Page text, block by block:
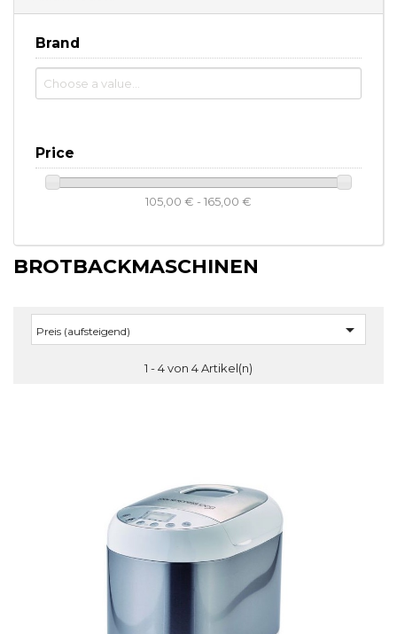
Brand
Price
105,00 € - 165,00 €
BROTBACKMASCHINEN
Preis (aufsteigend) 
1 - 4 von 4 Artikel(n)